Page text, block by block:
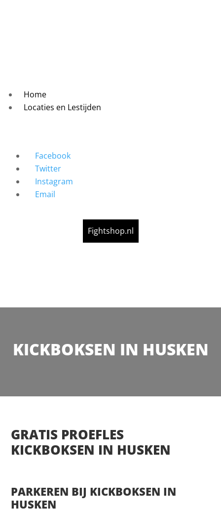
Home
Locaties en Lestijden
Facebook
Twitter
Instagram
Email
Fightshop.nl
KICKBOKSEN IN HUSKEN
GRATIS PROEFLES
KICKBOKSEN IN HUSKEN
PARKEREN BIJ KICKBOKSEN IN
HUSKEN